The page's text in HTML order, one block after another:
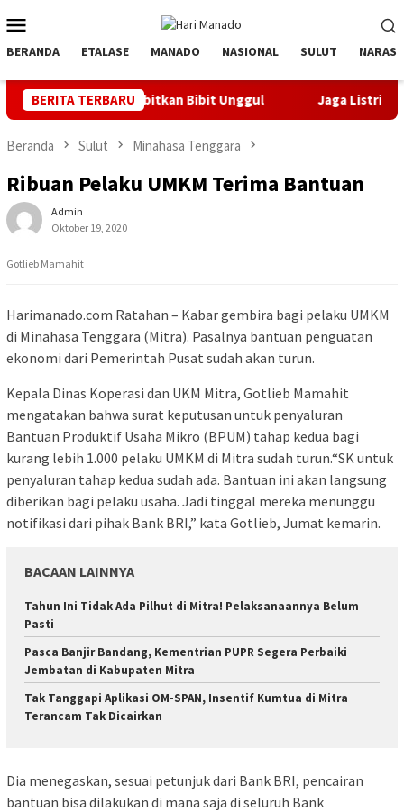
ke
kontenMobile
BERANDA ETALASE MANADO NASIONAL SULUT NARASI
BERITA TERBARU
Orbitkan Bibit Unggul Jaga Listrik Andal Jelang
Beranda Sulut Minahasa Tenggara
Ribuan Pelaku UMKM Terima Bantuan
Admin
Oktober 19, 2020
Gotlieb Mamahit
Harimanado.com Ratahan – Kabar gembira bagi pelaku UMKM
di Minahasa Tenggara (Mitra). Pasalnya bantuan penguatan
ekonomi dari Pemerintah Pusat sudah akan turun.
Kepala Dinas Koperasi dan UKM Mitra, Gotlieb Mamahit
mengatakan bahwa surat keputusan untuk penyaluran
Bantuan Produktif Usaha Mikro (BPUM) tahap kedua bagi
kurang lebih 1.000 pelaku UMKM di Mitra sudah turun.“SK untuk
penyaluran tahap kedua sudah ada. Bantuan ini akan langsung
diberikan bagi pelaku usaha. Jadi tinggal mereka menunggu
notifikasi dari pihak Bank BRI,” kata Gotlieb, Jumat kemarin.
BACAAN LAINNYA
Tahun Ini Tidak Ada Pilhut di Mitra! Pelaksanaannya Belum
Pasti
Pasca Banjir Bandang, Kementrian PUPR Segera Perbaiki
Jembatan di Kabupaten Mitra
Tak Tanggapi Aplikasi OM-SPAN, Insentif Kumtua di Mitra
Terancam Tak Dicairkan
Dia menegaskan, sesuai petunjuk dari Bank BRI, pencairan
bantuan bisa dilakukan di mana saja di seluruh Bank